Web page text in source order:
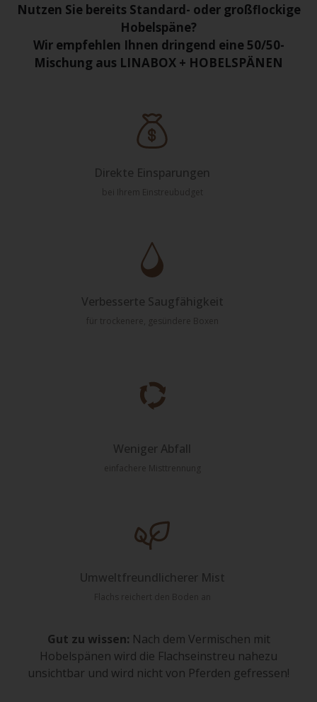
Nutzen Sie bereits Standard- oder großflockige
Hobelspäne?
Wir empfehlen Ihnen dringend eine 50/50-
Mischung aus LINABOX + HOBELSPÄNEN
Direkte Einsparungen
bei Ihrem Einstreubudget
Verbesserte Saugfähigkeit
für trockenere, gesündere Boxen
Weniger Abfall
einfachere Misttrennung
Umweltfreundlicherer Mist
Flachs reichert den Boden an
Gut zu wissen: Nach dem Vermischen mit
Hobelspänen wird die Flachseinstreu nahezu
unsichtbar und wird nicht von Pferden gefressen!